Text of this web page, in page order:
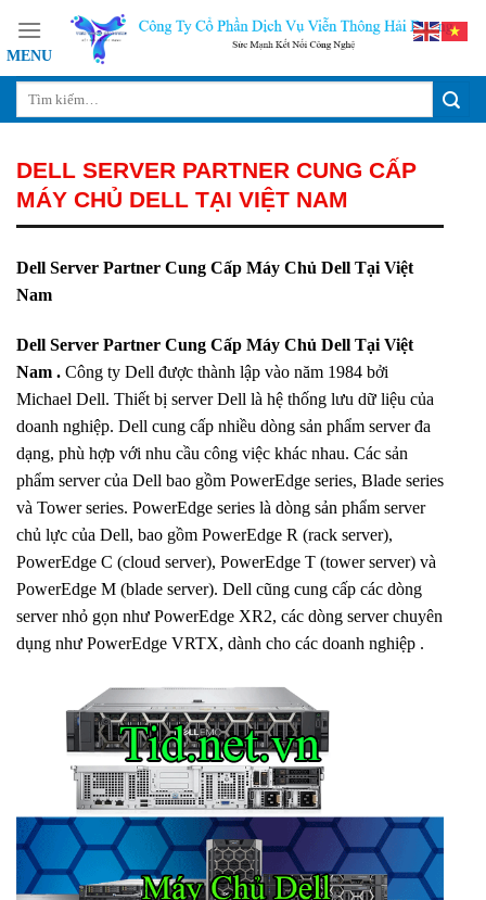
content
DELL SERVER PARTNER CUNG CẤP
MÁY CHỦ DELL TẠI VIỆT NAM
Dell Server Partner Cung Cấp Máy Chủ Dell Tại Việt
Nam
Dell Server Partner Cung Cấp Máy Chủ Dell Tại Việt
Nam . Công ty Dell được thành lập vào năm 1984 bởi
Michael Dell. Thiết bị server Dell là hệ thống lưu dữ liệu của
doanh nghiệp. Dell cung cấp nhiều dòng sản phẩm server đa
dạng, phù hợp với nhu cầu công việc khác nhau. Các sản
phẩm server của Dell bao gồm PowerEdge series, Blade series
và Tower series. PowerEdge series là dòng sản phẩm server
chủ lực của Dell, bao gồm PowerEdge R (rack server),
PowerEdge C (cloud server), PowerEdge T (tower server) và
PowerEdge M (blade server). Dell cũng cung cấp các dòng
server nhỏ gọn như PowerEdge XR2, các dòng server chuyên
dụng như PowerEdge VRTX, dành cho các doanh nghiệp .